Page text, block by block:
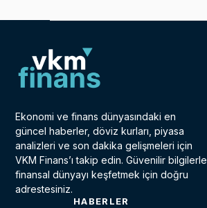
Ekonomi ve finans dünyasındaki en
güncel haberler, döviz kurları, piyasa
analizleri ve son dakika gelişmeleri için
VKM Finans’ı takip edin. Güvenilir bilgilerle
finansal dünyayı keşfetmek için doğru
adrestesiniz.
HABERLER